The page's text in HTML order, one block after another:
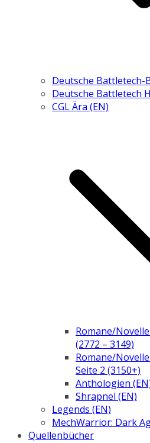
Deutsche Battletech-
Deutsche Battletech
CGL Ära (EN)
Romane/
(2772 – 3149)
Romane/
Seite 2 (3150+)
Anthologien
Shrapnel (EN)
Legends (EN)
MechWarrior: Dark
Quellenbücher